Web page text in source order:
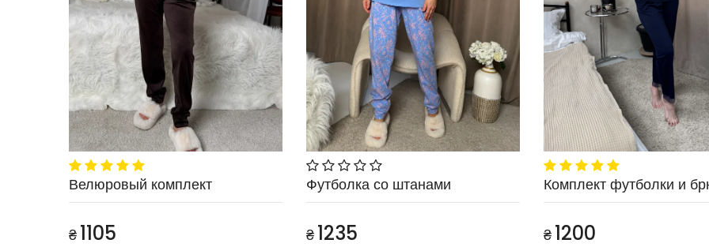
Велюровый комплект
₴ 1105
Футболка со штанами
₴ 1235
Комплект футболки и
₴ 1200